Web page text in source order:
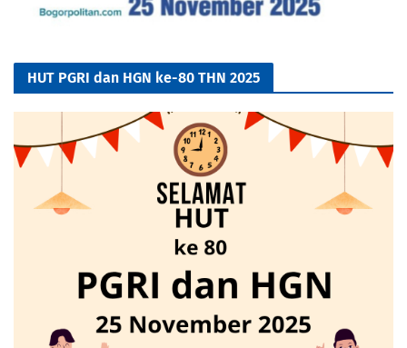
HUT PGRI dan HGN ke-80 THN 2025